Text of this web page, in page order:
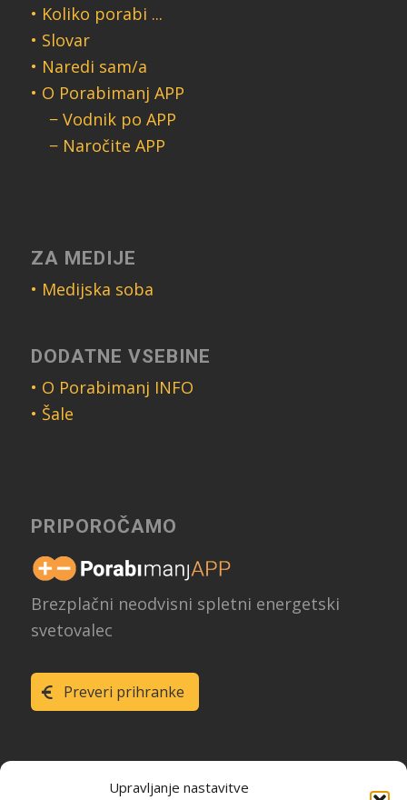
Upravljanje nastavitve
• Koliko porabi ...
• Slovar
• Naredi sam/a
• O Porabimanj APP
− Vodnik po APP
− Naročite APP
ZA MEDIJE
• Medijska soba
DODATNE VSEBINE
• O Porabimanj INFO
• Šale
PRIPOROČAMO
Brezplačni neodvisni spletni energetski
svetovalec
Preveri prihranke